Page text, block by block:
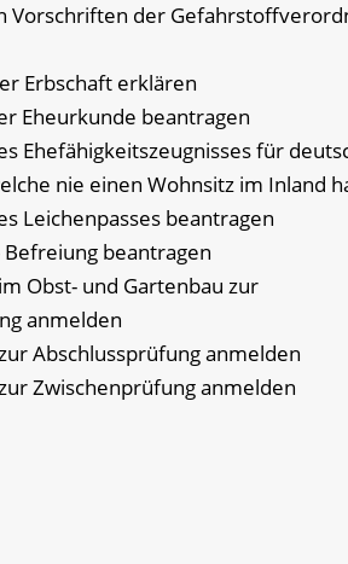
Vorschriften der
Erbschaft erklären
Eheurkunde beantragen
Ehefähigkeitszeugnisses für
nie einen Wohnsitz im Inland
Leichenpasses beantragen
beantragen
Obst- und Gartenbau zur
anmelden
Abschlussprüfung anmelden
Zwischenprüfung anmelden